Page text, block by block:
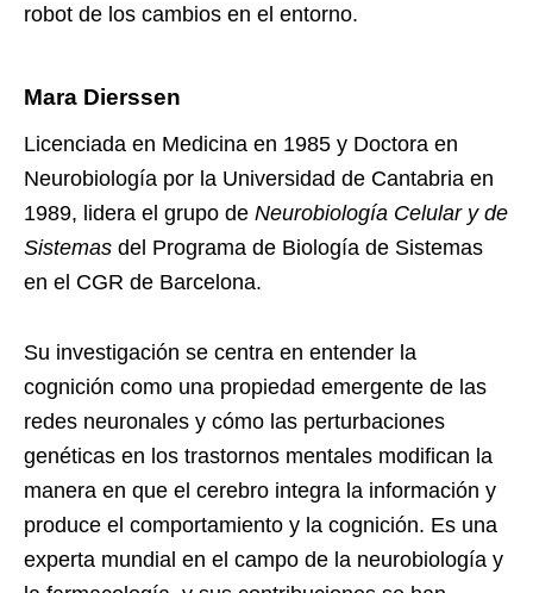
robot de los cambios en el entorno.
Mara Dierssen
Licenciada en Medicina en 1985 y Doctora en
Neurobiología por la Universidad de Cantabria en
1989, lidera el grupo de Neurobiología Celular y de
Sistemas del Programa de Biología de Sistemas
en el CGR de Barcelona.
Su investigación se centra en entender la
cognición como una propiedad emergente de las
redes neuronales y cómo las perturbaciones
genéticas en los trastornos mentales modifican la
manera en que el cerebro integra la información y
produce el comportamiento y la cognición. Es una
experta mundial en el campo de la neurobiología y